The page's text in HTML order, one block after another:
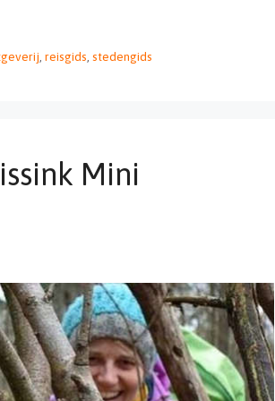
reisgids stedengids
Mini